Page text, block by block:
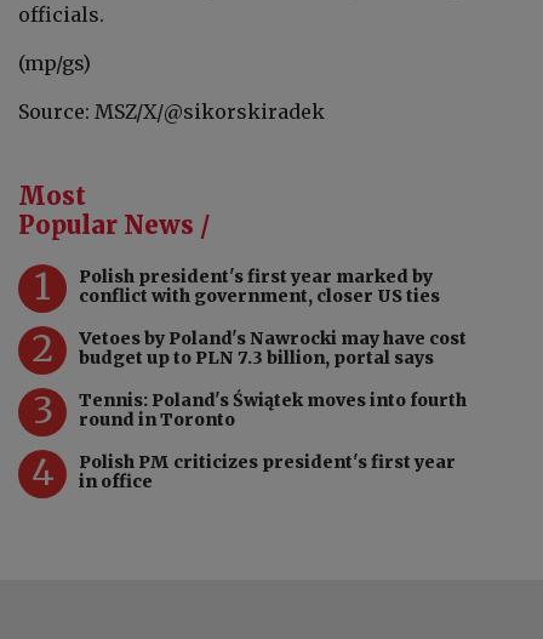
officials.
(mp/gs)
Source: MSZ/X/@sikorskiradek
Most
Popular News /
1
Polish president's first year marked by
conflict with government, closer US ties
2
Vetoes by Poland's Nawrocki may have cost
budget up to PLN 7.3 billion, portal says
3
Tennis: Poland's Świątek moves into fourth
round in Toronto
4
Polish PM criticizes president's first year
in office